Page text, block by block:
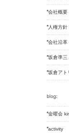
会社概要
人権方
会社沿
坂倉準
坂倉アト
金曜会
activity